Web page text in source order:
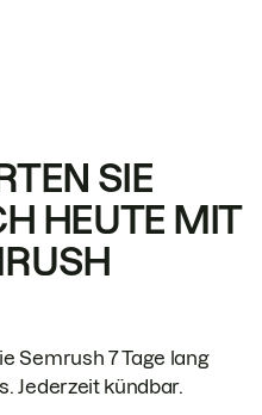
SIE
HEUTE MIT
Semrush 7 Tage lang
Jederzeit kündbar.